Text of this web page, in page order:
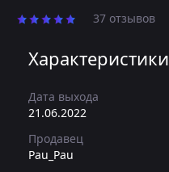
37 отзывов
Характеристики
Дата выхода
21.06.2022
Продавец
Pau_Pau